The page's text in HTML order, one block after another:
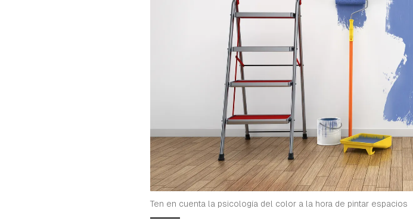
Ten en cuenta la psicología del color a la hora de pintar espacios